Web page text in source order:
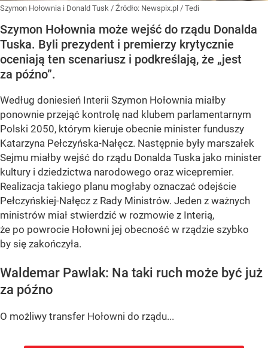
Szymon Hołownia i Donald Tusk / Źródło: Newspix.pl / Tedi
Szymon Hołownia może wejść do rządu Donalda
Tuska. Byli prezydent i premierzy krytycznie
oceniają ten scenariusz i podkreślają, że „jest
za późno”.
Według doniesień Interii Szymon Hołownia miałby
ponownie przejąć kontrolę nad klubem parlamentarnym
Polski 2050, którym kieruje obecnie minister funduszy
Katarzyna Pełczyńska-Nałęcz. Następnie były marszałek
Sejmu miałby wejść do rządu Donalda Tuska jako minister
kultury i dziedzictwa narodowego oraz wicepremier.
Realizacja takiego planu mogłaby oznaczać odejście
Pełczyńskiej-Nałęcz z Rady Ministrów. Jeden z ważnych
ministrów miał stwierdzić w rozmowie z Interią,
że po powrocie Hołowni jej obecność w rządzie szybko
by się zakończyła.
Waldemar Pawlak: Na taki ruch może być już
za późno
O możliwy transfer Hołowni do rządu...